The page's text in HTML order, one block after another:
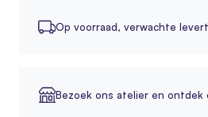
Op voorraad, verwachte
Bezoek ons atelier en ontdek